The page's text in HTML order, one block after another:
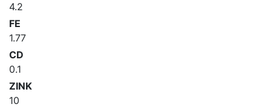
4.2
FE
1.77
CD
0.1
ZINK
10